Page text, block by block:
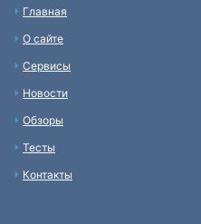
Главная
О сайте
Сервисы
Новости
Обзоры
Тесты
Контакты